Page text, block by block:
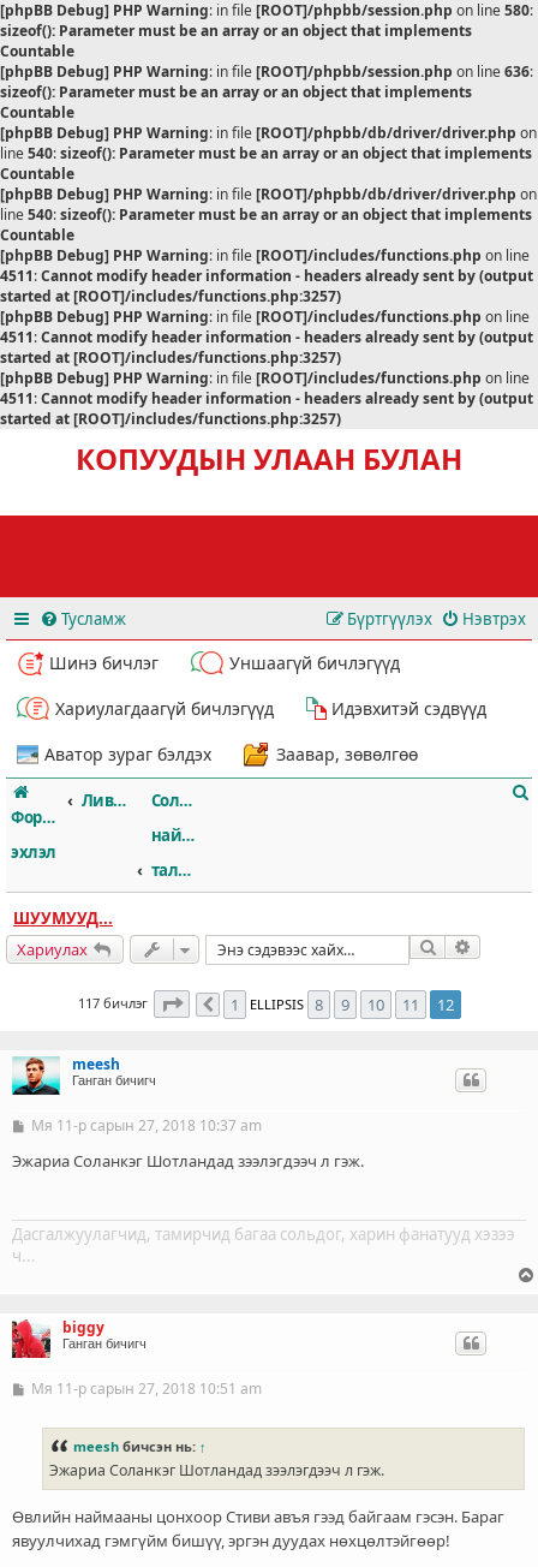
[phpBB Debug] PHP Warning: in file[ROOT]/phpbb/session.php on line580:
sizeof(): Parameter must be an array or an object that implements
Countable
[phpBB Debug] PHP Warning: in file[ROOT]/phpbb/session.php on line636:
sizeof(): Parameter must be an array or an object that implements
Countable
[phpBB Debug] PHP Warning: in file[ROOT]/phpbb/db/driver/driver.php on
line540:sizeof(): Parameter must be an array or an object that implements
Countable
[phpBB Debug] PHP Warning: in file[ROOT]/phpbb/db/driver/driver.php on
line540:sizeof(): Parameter must be an array or an object that implements
Countable
[phpBB Debug] PHP Warning: in file[ROOT]/includes/functions.php on line
4511:Cannot modify header information - headers already sent by (output
started at [ROOT]/includes/functions.php:3257)
[phpBB Debug] PHP Warning: in file[ROOT]/includes/functions.php on line
4511:Cannot modify header information - headers already sent by (output
started at [ROOT]/includes/functions.php:3257)
[phpBB Debug] PHP Warning: in file[ROOT]/includes/functions.php on line
4511:Cannot modify header information - headers already sent by (output
started at [ROOT]/includes/functions.php:3257)
КОПУУДЫН УЛААН БУЛАН
Тусламж Нэвтрэх
Бүртгүүлэх
Шинэ бичлэг
Уншаагүй бичлэгүүд
Хариулагдаагүй бичлэгүүд
Идэвхитэй сэдвүүд
Аватор зураг бэлдэх
Заавар, зөвөлгөө
Форумын
эхлэл
Ливэрпүүл
Солилцоо,
наймааны
талаар
ШУУМУУД...
Хариулах
Хайлт
117 бичлэг 12 хуудасны12дахь нь
Өмнөх
1 ELLIPSIS 8 9 10 11 12
meesh
Ганган бичигч
Б
ч
Мя 11-р сарын 27, 2018 10:37 am
Эжариа Соланкэг Шотландад зээлэгдээч л гэж.
Дасгалжуулагчид, тамирчид багаа сольдог, харин фанатууд хэзээ
ч...
biggy
Ганган бичигч
БМя 11-р сарын 27, 2018 10:51 am
meesh бичсэн нь: ↑
Эжариа Соланкэг Шотландад зээлэгдээч л гэж.
Өвлийн наймааны цонхоор Стиви авъя гээд байгаам гэсэн. Бараг
явуулчихад гэмгүйм бишүү, эргэн дуудах нөхцөлтэйгөөр!